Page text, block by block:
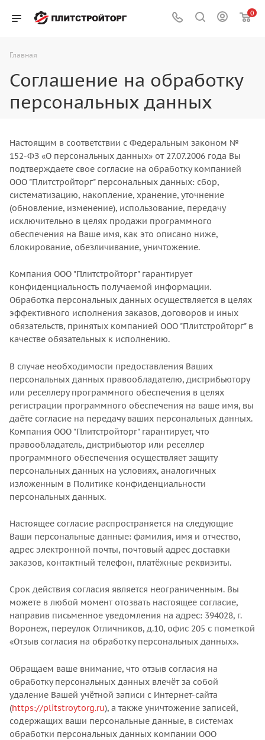
0
Главная
Соглашение на обработку
персональных данных
Настоящим в соответствии с Федеральным законом №
152-ФЗ «О персональных данных» от 27.07.2006 года Вы
подтверждаете свое согласие на обработку компанией
ООО "Плитстройторг" персональных данных: сбор,
систематизацию, накопление, хранение, уточнение
(обновление, изменение), использование, передачу
исключительно в целях продажи программного
обеспечения на Ваше имя, как это описано ниже,
блокирование, обезличивание, уничтожение.
Компания ООО "Плитстройторг" гарантирует
конфиденциальность получаемой информации.
Обработка персональных данных осуществляется в целях
эффективного исполнения заказов, договоров и иных
обязательств, принятых компанией ООО "Плитстройторг" в
качестве обязательных к исполнению.
В случае необходимости предоставления Ваших
персональных данных правообладателю, дистрибьютору
или реселлеру программного обеспечения в целях
регистрации программного обеспечения на ваше имя, вы
даёте согласие на передачу ваших персональных данных.
Компания ООО "Плитстройторг" гарантирует, что
правообладатель, дистрибьютор или реселлер
программного обеспечения осуществляет защиту
персональных данных на условиях, аналогичных
изложенным в Политике конфиденциальности
персональных данных.
Настоящее согласие распространяется на следующие
Ваши персональные данные: фамилия, имя и отчество,
адрес электронной почты, почтовый адрес доставки
заказов, контактный телефон, платёжные реквизиты.
Срок действия согласия является неограниченным. Вы
можете в любой момент отозвать настоящее согласие,
направив письменное уведомления на адрес: 394028, г.
Воронеж, переулок Отличников, д.10, офис 205 с пометкой
«Отзыв согласия на обработку персональных данных».
Обращаем ваше внимание, что отзыв согласия на
обработку персональных данных влечёт за собой
удаление Вашей учётной записи с Интернет-сайта
(https://plitstroytorg.ru), а также уничтожение записей,
содержащих ваши персональные данные, в системах
обработки персональных данных компании ООО